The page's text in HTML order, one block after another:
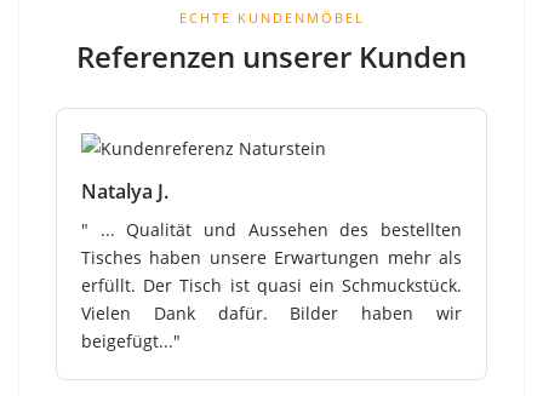
ECHTE KUNDENMÖBEL
Referenzen unserer Kunden
Natalya J.
" ... Qualität und Aussehen des bestellten
Tisches haben unsere Erwartungen mehr als
erfüllt. Der Tisch ist quasi ein Schmuckstück.
Vielen Dank dafür. Bilder haben wir
beigefügt..."